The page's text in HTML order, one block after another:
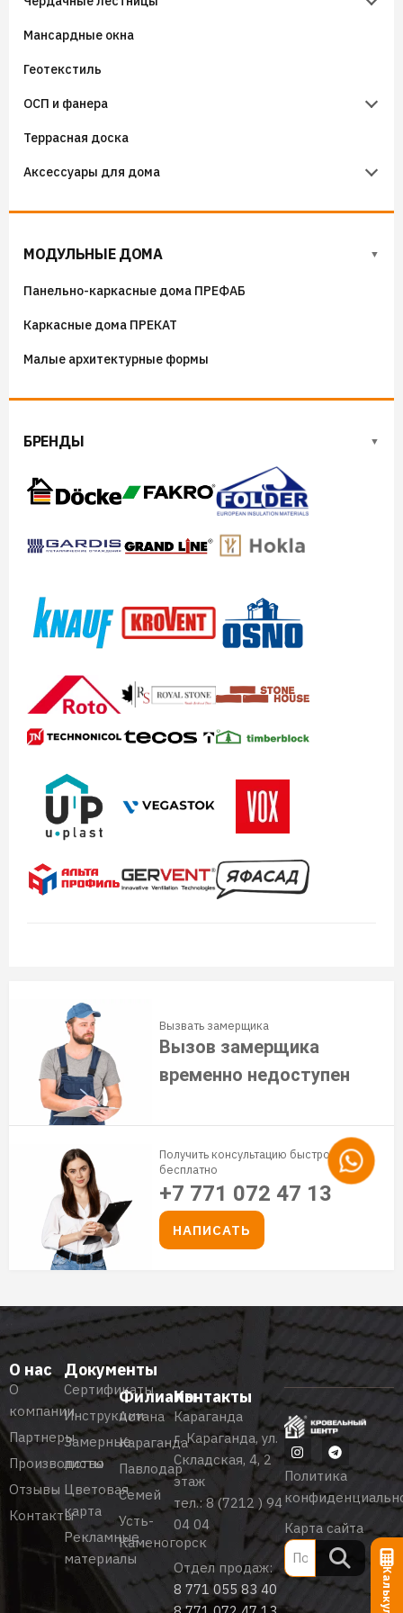
Аэроэлементы
Уплотнители кровельные
Гидроизоляция примыканий
Крепёж фасадный
Чердачные лестницы Fakro
Чердачные лестницы Docke
Мансардные окна
Геотекстиль
ОСП и фанера
Фанера
ОСП (OSB) плиты
Террасная доска
Аксессуары для дома
МОДУЛЬНЫЕ ДОМА
Панельно-каркасные дома ПРЕФАБ
Каркасные дома ПРЕКАТ
Малые архитектурные формы
БРЕНДЫ
Вызвать замерщика
Вызов замерщика
временно недоступен
Получить консультацию быстро и
бесплатно
+7 771 072 47 13
НАПИСАТЬ
О нас
О
компании
Партнеры
Производство
Отзывы
Контакты
Документы
Сертификаты
Инструкции
Замерные
листы
Цветовая
карта
Рекламные
материалы
Филиалы
Астана
Караганда
Павлодар
Семей
Усть-
Каменогорск
Контакты
Караганда
г. Караганда, ул.
Складская, 4, 2
этаж
тел.:8 (7212 ) 94
04 04
Отдел продаж:
8 771 055 83 40
Политика
Карта сайта